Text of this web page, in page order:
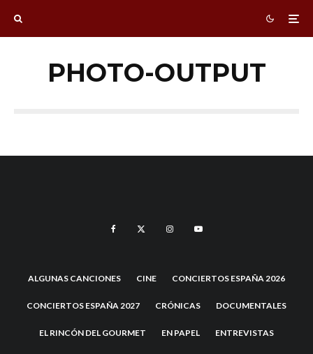
PHOTO-OUTPUT
ALGUNAS CANCIONES CINE CONCIERTOS ESPAÑA 2026
CONCIERTOS ESPAÑA 2027 CRÓNICAS DOCUMENTALES
EL RINCÓN DEL GOURMET EN PAPEL ENTREVISTAS